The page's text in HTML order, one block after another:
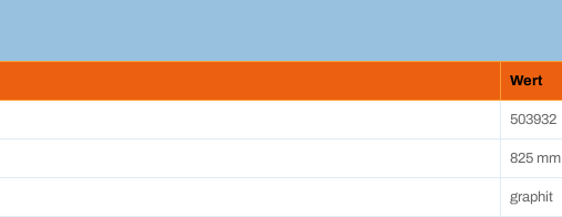
Wert
503932
825 mm
graphit